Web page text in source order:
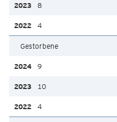
8
4
Gestorbene
9
10
4